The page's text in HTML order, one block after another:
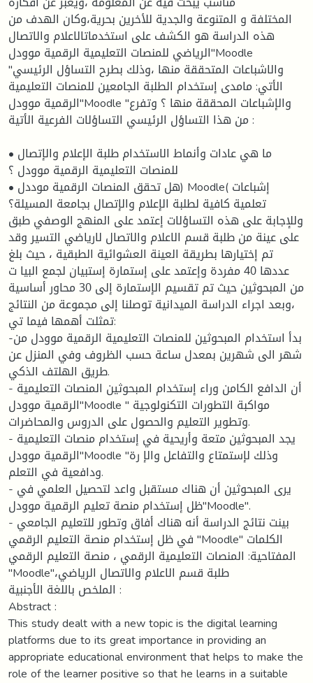
المختلفة و المتنوعة والجدية للأخرين بحرية،وكان الهدف من
هذه الدراسة هو الكشف على استخدماتالاعلام والاتصال
الریاضي للمنصات التعليمية الرقمیة موودل"Moodle
"والاشباعات المتحققة منها ،وذلك بطرح التساؤل الرئيسي
الأتي: مامدى إستخدام الطلبة الجامعين للمنصات التعليمية
الرقمیة موودل"Moodle "والإشباعات المحققة منها ؟ وتفرع
من هذا التساؤل الرئيسي التساؤلات الفرعية الأتية :
• ما هي عادات وأنماط الاستخدام طلبة الإعلام والإتصال
للمنصات التعليمية الرقمية موودل ؟
• هل تحقق المنصات الرقمية موددل) Moodle( إشباعات
تعلمية كافية لطلبة الإعلام والإتصال بجامعة المسيلة؟
وللإجابة على هذه التساؤلات إعتمد على المنهج الوصفي طبق
على عينة من طلبة قسم الاعلام والاتصال لاریاضي التسير وقد
تم إختيارها بطريقة العينة العشوائية الطبقية ، حيث بلغ
عددها 40 مفردة وإعتمد على إستمارة إستبيان لجمع البيا ت
من المبحوثين حيث تم تقسيم الإستمارة إلى 30 محاور أساسية
،وبعد اجراء الدراسة الميدانية توصلنا إلى مجموعة من النتائج
تمثلت أهمها فيما تي:
-بدأ استخدام المبحوثين للمنصات التعليمية الرقمیة موودل من
شهر الى شهرين بمعدل ساعة حسب الظروف وفي المنزل عن
طريق الهلتف الذكي.
- أن الدافع الكامن وراء إستخدام المبحوثين المنصات التعليمية
الرقمیة موودل"Moodle " مواكبة التطورات التكنولوجية
وتطوير التعليم والحصول على الدروس والمحاضرات.
- يجد المبحوثين متعة وأريحية في إستخدام منصات التعليمية
الرقمیة موودل"Moodle "وذلك لإستمتاع والتفاعل والإ رة
ودافعية في التعلم.
- يرى المبحوثين أن هناك مستقبل واعد لتحصيل العلمي في
ظل إستخدام منصة تعليم الرقمیة موودل"Moodle".
- بينت نتائج الدراسة أنه هناك أفاق وتطور للتعليم الجامعي
في ظل إستخدام منصة التعليم الرقمي "Moodle" الكلمات
المفتاحية: المنصات التعليمية الرقمي ، منصة التعليم الرقمي
"Moodle"،طلبة قسم الاعلام والاتصال الریاضي
الملخص باللغة الأجنبية :
Abstract :
This study dealt with a new topic is the digital learning
platforms due to its great importance in providing an
appropriate educational environment that helps to make the
role of the learner positive so that he learns in a suitable